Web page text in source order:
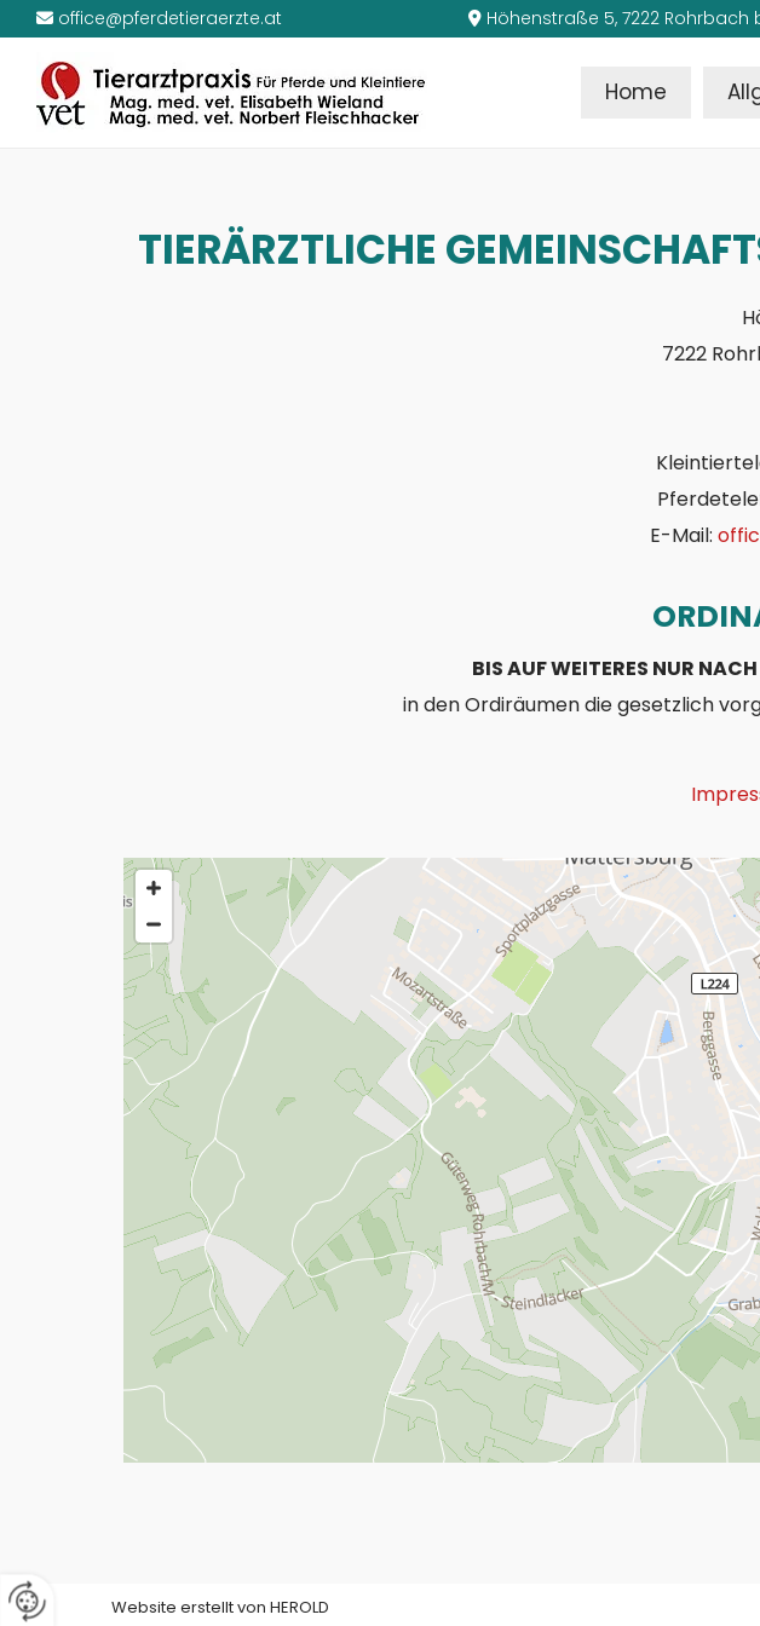
 office@pferdetieraerzte.at  Höhenstraße 5, 7222
Home
TIERÄRZTLICHE
7222
E-Mail:
BIS AUF WEITERES NUR
in den Ordiräumen die gesetzlich
Website erstellt von HEROLD